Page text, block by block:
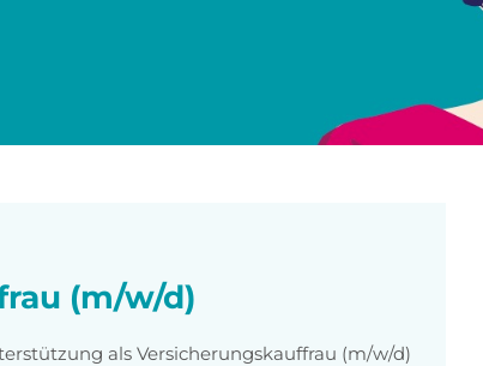
(m/w/d)
als Versicherungskauffrau (m/w/d)